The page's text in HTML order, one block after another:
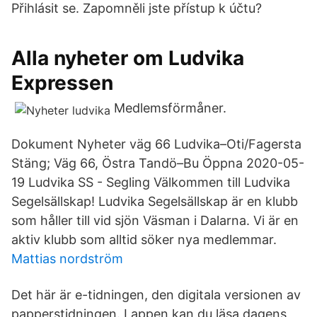
Přihlásit se. Zapomněli jste přístup k účtu?
Alla nyheter om Ludvika
Expressen
Medlemsförmåner.
Dokument Nyheter väg 66 Ludvika–Oti/Fagersta
Stäng; Väg 66, Östra Tandö–Bu Öppna 2020-05-
19 Ludvika SS - Segling Välkommen till Ludvika
Segelsällskap! Ludvika Segelsällskap är en klubb
som håller till vid sjön Väsman i Dalarna. Vi är en
aktiv klubb som alltid söker nya medlemmar.
Mattias nordström
Det här är e-tidningen, den digitala versionen av
papperstidningen. I appen kan du läsa dagens